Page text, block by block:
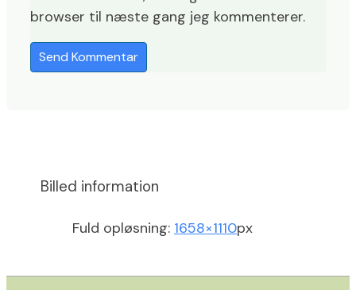
browser til næste gang jeg kommenterer.
Billed information
Fuld opløsning: 1658×1110px